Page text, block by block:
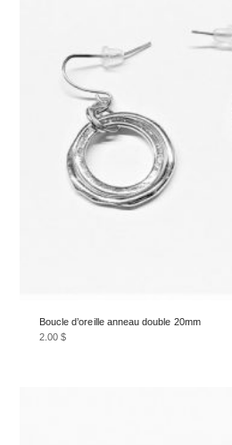
Boucle d’oreille anneau double 20mm
2.00$